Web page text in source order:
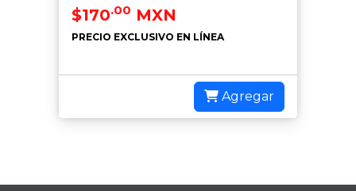
$170.00 MXN
PRECIO EXCLUSIVO EN LÍNEA
Agregar